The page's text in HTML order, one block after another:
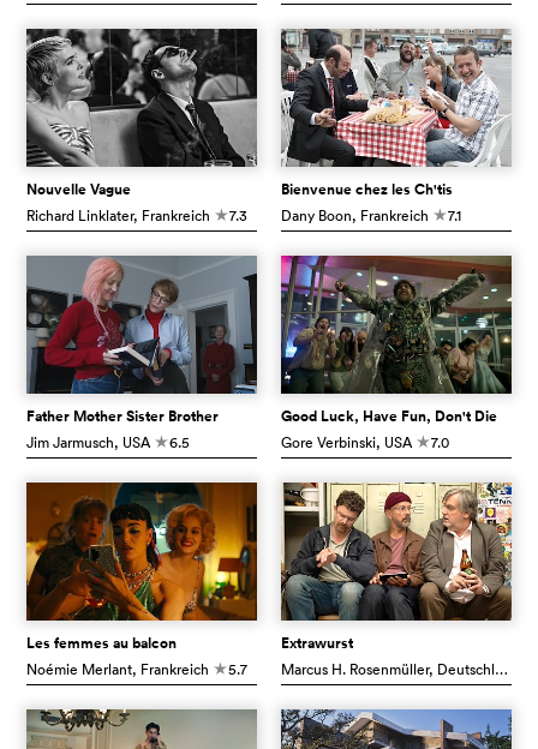
Nouvelle Vague
Richard Linklater, Frankreich c7.3
Bienvenue chez les Ch'tis
Dany Boon, Frankreich c7.1
Father Mother Sister Brother
Jim Jarmusch, USA c6.5
Good Luck, Have Fun, Don't Die
Gore Verbinski, USA c7.0
Les femmes au balcon
Noémie Merlant, Frankreich c5.7
Extrawurst
Marcus H. Rosenmüller, Deutschland